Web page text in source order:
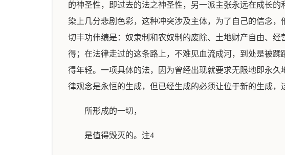
的神圣性，即过去的法之神圣性，另一派主张永远在成长
染上几分悲剧色彩，这种冲突涉及主体，为了自己的信念
切丰功伟绩是：奴隶制和农奴制的废除、土地财产自由、
得；在法律走过的这条路上，不难见血流成河，到处是被
得年轻。一项具体的法，因为曾经出现就要求无限地即永
律观念是永恒的生成，但已经生成的必须让位于新的生成，
所形成的一切，
是值得毁灭的。注4